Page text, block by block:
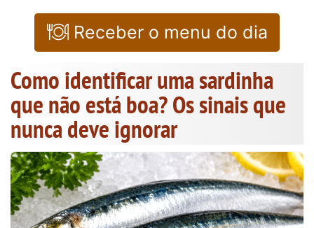
Receber o menu do dia
Como identificar uma sardinha
que não está boa? Os sinais que
nunca deve ignorar